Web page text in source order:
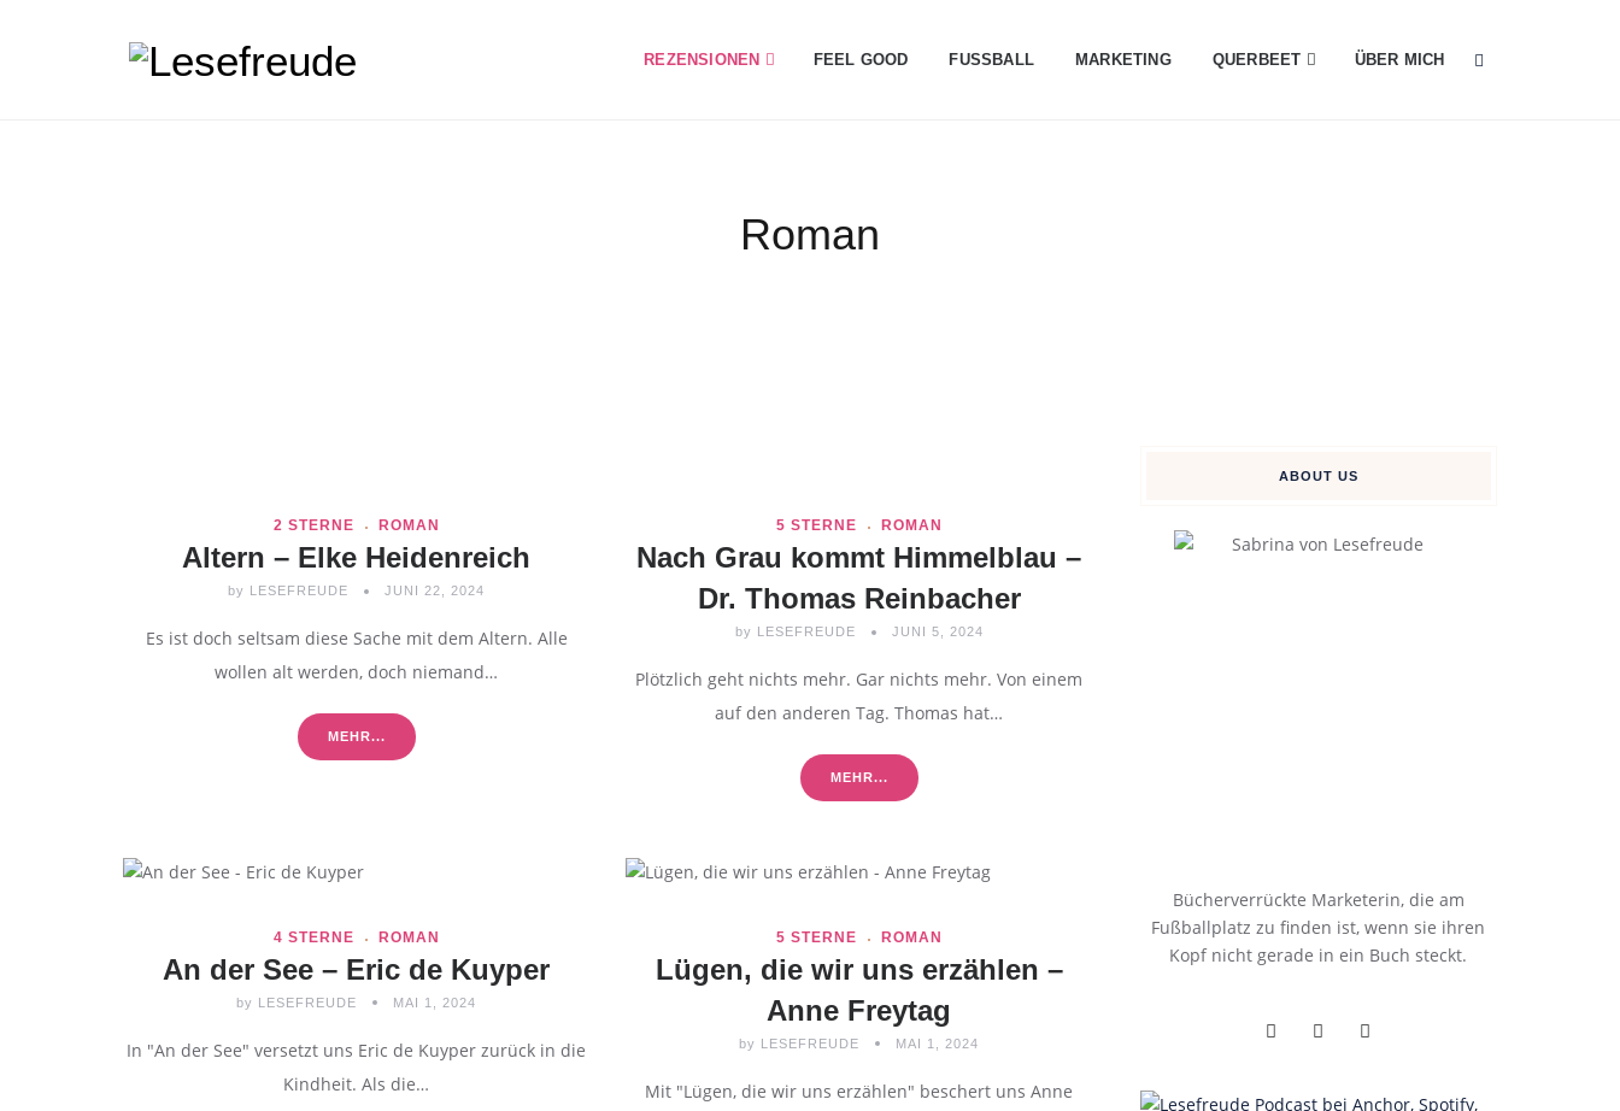
REZENSIONEN FEEL GOOD FUSSBALL MARKETING QUERBEET ÜBER MICH
Roman
2 STERNE ROMAN
Altern – Elke Heidenreich
by LESEFREUDE JUNI 22, 2024
Es ist doch seltsam diese Sache mit dem Altern. Alle
wollen alt werden, doch niemand…
MEHR...
5 STERNE ROMAN
Nach Grau kommt Himmelblau –
Dr. Thomas Reinbacher
by LESEFREUDE JUNI 5, 2024
Plötzlich geht nichts mehr. Gar nichts mehr. Von einem
auf den anderen Tag. Thomas hat…
MEHR...
4 STERNE ROMAN
An der See – Eric de Kuyper
by LESEFREUDE MAI 1, 2024
In "An der See" versetzt uns Eric de Kuyper zurück in die
Kindheit. Als die…
5 STERNE ROMAN
Lügen, die wir uns erzählen –
Anne Freytag
by LESEFREUDE MAI 1, 2024
Mit "Lügen, die wir uns erzählen" beschert uns Anne
ABOUT US
Bücherverrückte Marketerin, die am
Fußballplatz zu finden ist, wenn sie ihren
Kopf nicht gerade in ein Buch steckt.